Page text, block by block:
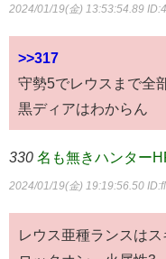
2024/01/19(金) 13:53:54.89
>>317
守勢5でレウスまで全
黒ディアはわからん
330 名も無きハンター
2024/01/19(金) 19:19:56.50
レウス亜種ランスは